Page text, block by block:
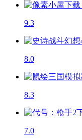
9.3
8.0
8.3
7.0